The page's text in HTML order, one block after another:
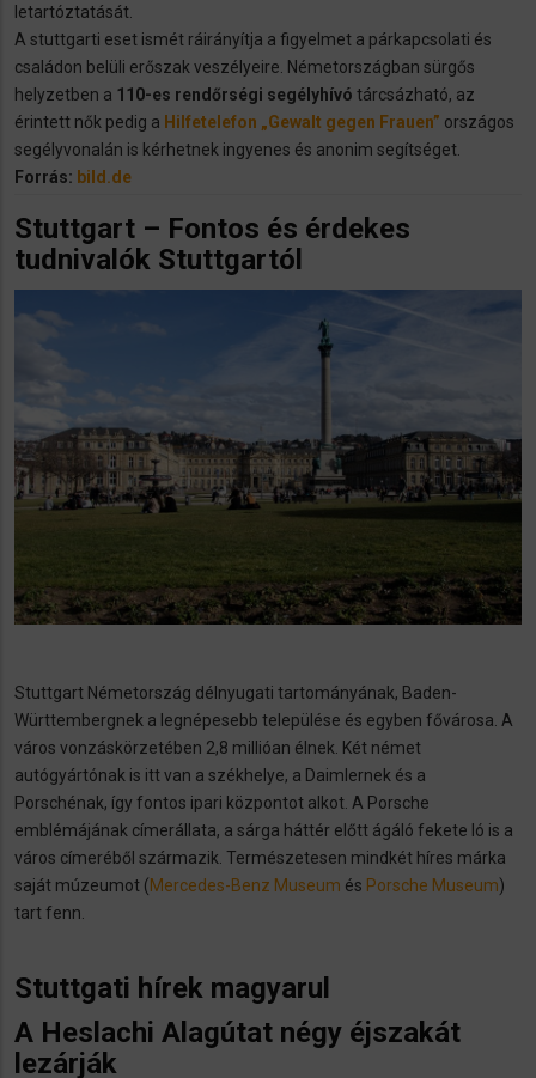
letartóztatását.
A stuttgarti eset ismét ráirányítja a figyelmet a párkapcsolati és
családon belüli erőszak veszélyeire. Németországban sürgős
helyzetben a 110-es rendőrségi segélyhívó tárcsázható, az
érintett nők pedig a Hilfetelefon „Gewalt gegen Frauen” országos
segélyvonalán is kérhetnek ingyenes és anonim segítséget.
Forrás: bild.de
Stuttgart – Fontos és érdekes
tudnivalók Stuttgartól
Stuttgart Németország délnyugati tartományának, Baden-
Württembergnek a legnépesebb települése és egyben fővárosa. A
város vonzáskörzetében 2,8 millióan élnek. Két német
autógyártónak is itt van a székhelye, a Daimlernek és a
Porschénak, így fontos ipari központot alkot. A Porsche
emblémájának címerállata, a sárga háttér előtt ágáló fekete ló is a
város címeréből származik. Természetesen mindkét híres márka
saját múzeumot (Mercedes-Benz Museum és Porsche Museum)
tart fenn.
Stuttgati hírek magyarul
A Heslachi Alagútat négy éjszakát
lezárják